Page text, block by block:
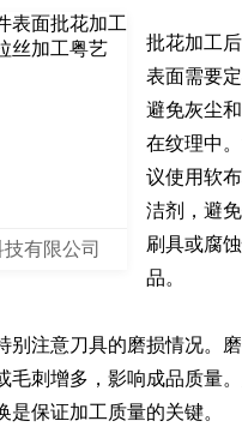
有限公司
批花加工
表面需要
避免灰尘
在纹理中
议使用软
洁剂，避
刷具或腐
品。
别注意刀具的磨损情况。
毛刺增多，影响成品质量
是保证加工质量的关键。